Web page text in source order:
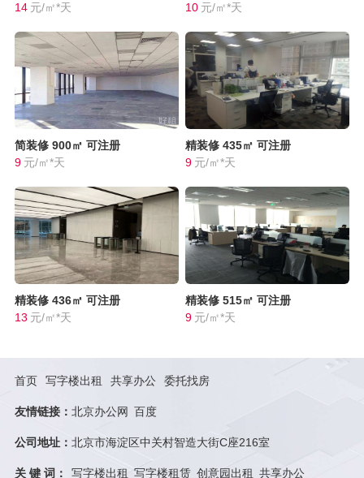
14 元/㎡*天
10 元/㎡*天
简装修 900㎡ 可注册
9 元/㎡*天
精装修 435㎡ 可注册
9 元/㎡*天
精装修 436㎡ 可注册
13 元/㎡*天
精装修 515㎡ 可注册
9 元/㎡*天
首页 写字楼出租 共享办公 委托找房
友情链接： 北京办公网 百度
公司地址： 北京市海淀区中关村智造大街C座216室
关 键 词： 写字楼出租 写字楼租赁 创意园出租 共享办公